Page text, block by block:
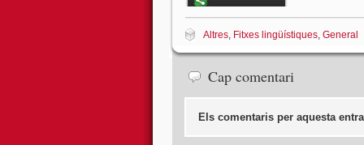
Altres, Fitxes lingüístiques, General
Cap comentari
Els comentaris per aquesta